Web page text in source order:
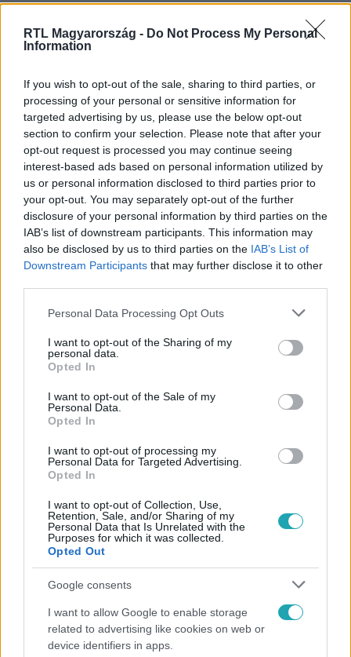
RTL Magyarország - Do Not Process My Personal
Information
If you wish to opt-out of the sale, sharing to third parties, or
processing of your personal or sensitive information for
targeted advertising by us, please use the below opt-out
section to confirm your selection. Please note that after your
opt-out request is processed you may continue seeing
interest-based ads based on personal information utilized by
us or personal information disclosed to third parties prior to
your opt-out. You may separately opt-out of the further
disclosure of your personal information by third parties on the
IAB’s list of downstream participants. This information may
also be disclosed by us to third parties on the IAB’s List of
Downstream Participants that may further disclose it to other
Please note that this website/app uses one or more Google
not limited to your visit or usage behaviour. You may click to
grant or deny consent to Google and its third-party tags to
use your data for below specified purposes in below Google
consent section.
Personal Data Processing Opt Outs
I want to opt-out of the Sharing of my
personal data.
Opted In
I want to opt-out of the Sale of my
Personal Data.
Opted In
I want to opt-out of processing my
Personal Data for Targeted Advertising.
Opted In
I want to opt-out of Collection, Use,
Retention, Sale, and/or Sharing of my
Personal Data that Is Unrelated with the
Purposes for which it was collected.
Opted Out
Google consents
I want to allow Google to enable storage
related to advertising like cookies on web or
device identifiers in apps.
Kövess minket, és értesülj a friss hírekről a
Követem
#BELFÖLD JOBBIK JAKAB PÉTER
#PARLAMENT
Népszerű
"Nem beszélek már vele évek óta" - Édesapja
kitagadta Nagy Zsoltot